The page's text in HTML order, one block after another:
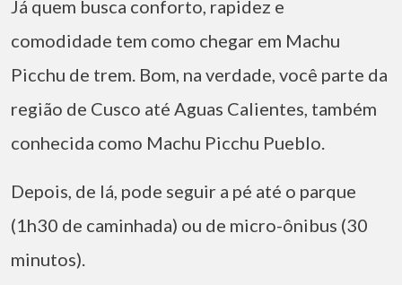
Já quem busca conforto, rapidez e
comodidade tem como chegar em Machu
Picchu de trem. Bom, na verdade, você parte da
região de Cusco até Aguas Calientes, também
conhecida como Machu Picchu Pueblo.
Depois, de lá, pode seguir a pé até o parque
(1h30 de caminhada) ou de micro-ônibus (30
minutos).